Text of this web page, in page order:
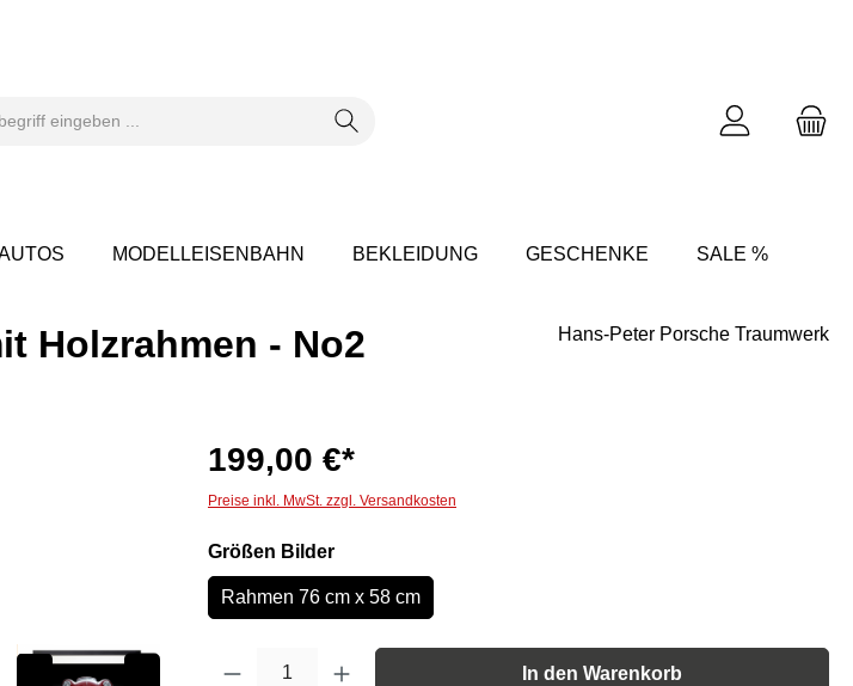
MODELLEISENBAHN BEKLEIDUNG GESCHENKE SALE %
Holzrahmen - No2 Hans-Peter Porsche Traumwerk
199,00 €*
Preise inkl. MwSt. zzgl. Versandkosten
Größen Bilderauswählen
Rahmen 76 cm x 58 cm
Produkt Anzahl: Gib den gewünschten Wert ein oder benutze die Schaltflächen um die Anzahl zu
In den Warenkorb